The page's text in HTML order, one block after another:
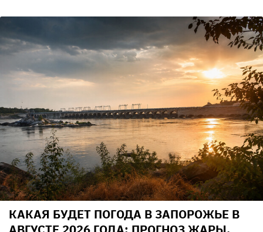
КАКАЯ БУДЕТ ПОГОДА В ЗАПОРОЖЬЕ В